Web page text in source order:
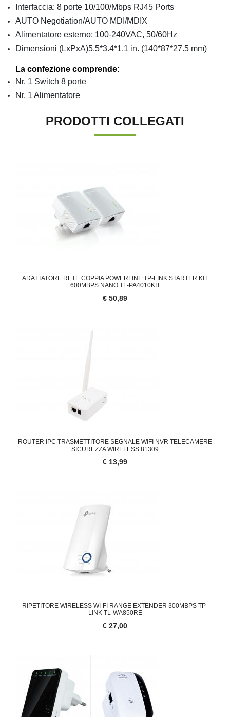
Interfaccia: 8 porte 10/100/Mbps RJ45 Ports
AUTO Negotiation/AUTO MDI/MDIX
Alimentatore esterno: 100-240VAC, 50/60Hz
Dimensioni (LxPxA)5.5*3.4*1.1 in. (140*87*27.5 mm)
La confezione comprende:
Nr. 1 Switch 8 porte
Nr. 1 Alimentatore
PRODOTTI COLLEGATI
ADATTATORE RETE COPPIA POWERLINE TP-LINK STARTER KIT
600MBPS NANO TL-PA4010KIT
€ 50,89
ROUTER IPC TRASMETTITORE SEGNALE WIFI NVR TELECAMERE
SICUREZZA WIRELESS 81309
€ 13,99
RIPETITORE WIRELESS WI-FI RANGE EXTENDER 300MBPS TP-
LINK TL-WA850RE
€ 27,00